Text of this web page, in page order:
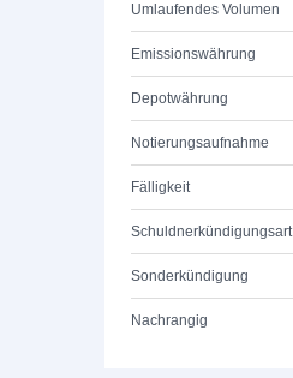
Umlaufendes Volumen
Emissionswährung
Depotwährung
Notierungsaufnahme
Fälligkeit
Schuldnerkündigungsart
Sonderkündigung
Nachrangig